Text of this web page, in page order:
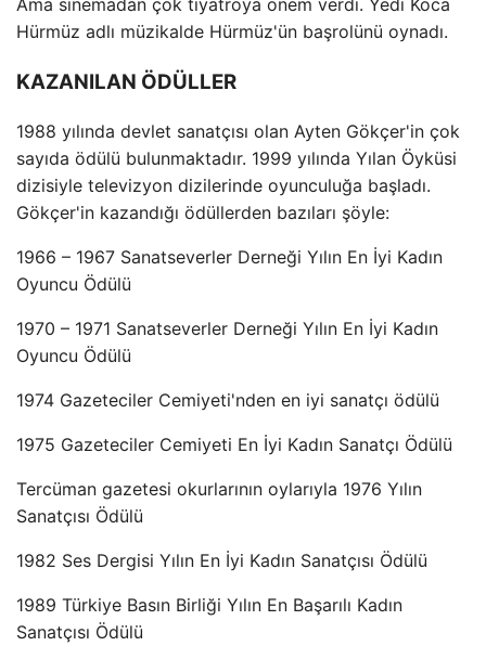
Ama sinemadan çok tiyatroya önem verdi. Yedi Koca
Hürmüz adlı müzikalde Hürmüz'ün başrolünü oynadı.
KAZANILAN ÖDÜLLER
1988 yılında devlet sanatçısı olan Ayten Gökçer'in çok
sayıda ödülü bulunmaktadır. 1999 yılında Yılan Öyküsi
dizisiyle televizyon dizilerinde oyunculuğa başladı.
Gökçer'in kazandığı ödüllerden bazıları şöyle:
1966 – 1967 Sanatseverler Derneği Yılın En İyi Kadın
Oyuncu Ödülü
1970 – 1971 Sanatseverler Derneği Yılın En İyi Kadın
Oyuncu Ödülü
1974 Gazeteciler Cemiyeti'nden en iyi sanatçı ödülü
1975 Gazeteciler Cemiyeti En İyi Kadın Sanatçı Ödülü
Tercüman gazetesi okurlarının oylarıyla 1976 Yılın
Sanatçısı Ödülü
1982 Ses Dergisi Yılın En İyi Kadın Sanatçısı Ödülü
1989 Türkiye Basın Birliği Yılın En Başarılı Kadın
Sanatçısı Ödülü